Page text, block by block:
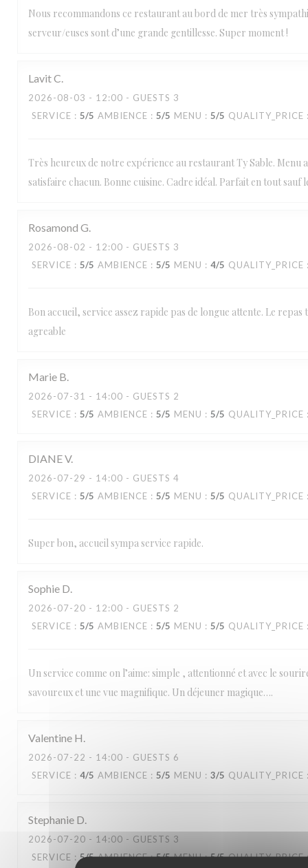
Nous recommandons ce restaurant au bord de mer très
serveur/euses sont d’une grande gentillesse. Super moment !
LavitC
2026-08-03 - 12:00 - GUESTS 3
SERVICE : 5/5 AMBIENCE : 5/5 MENU : 5/5 QUALITY_PRICE
Très heureux de notre expérience au restaurant Ty Sable. Menu
satisfaire chacun. Bonne cuisine. Cadre idéal. Parfait en tout sauf
Rosamond G
2026-08-02 - 12:00 - GUESTS 3
SERVICE : 5/5 AMBIENCE : 5/5 MENU : 4/5 QUALITY_PRICE
Bon accueil, service assez rapide pas de longue attente. Le repas
agreable
Marie B
2026-07-31 - 14:00 - GUESTS 2
SERVICE : 5/5 AMBIENCE : 5/5 MENU : 5/5 QUALITY_PRICE
DIANEV
2026-07-29 - 14:00 - GUESTS 4
SERVICE : 5/5 AMBIENCE : 5/5 MENU : 5/5 QUALITY_PRICE
Super bon, accueil sympa service rapide.
Sophie D
2026-07-20 - 12:00 - GUESTS 2
SERVICE : 5/5 AMBIENCE : 5/5 MENU : 5/5 QUALITY_PRICE
Un service comme on l’aime: simple , attentionné et avec le
savoureux et une vue magnifique. Un déjeuner magique….
Valentine H
2026-07-22 - 14:00 - GUESTS 6
SERVICE : 4/5 AMBIENCE : 5/5 MENU : 3/5 QUALITY_PRICE
Stephanie D
2026-07-20 - 14:00 - GUESTS 3
SERVICE : 5/5 AMBIENCE: 5/5 MENU: 5/5 QUALITY_PRICE